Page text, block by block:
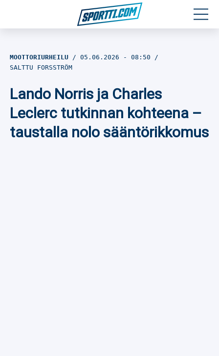
Jalkapallo
Yleisurheilu
MOOTTORIURHEILU 05.06.2026 - 08:50
SALTTU FORSSTRÖM
Lando Norris ja Charles
Leclerc tutkinnan kohteena –
taustalla nolo sääntörikkomus